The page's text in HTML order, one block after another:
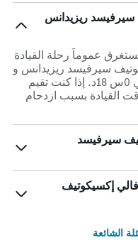
ريزيدانس
عموماً رحلة القيادة
سيرفيسد ريزيدانس و
مطار تشيانغ ماي (أقرب مطار) حوالي 0س 18د. إذا كنت تقيم
القيادة بسبب ازدحام
سيرفيسد
إكسيكوتيف
الشائعة